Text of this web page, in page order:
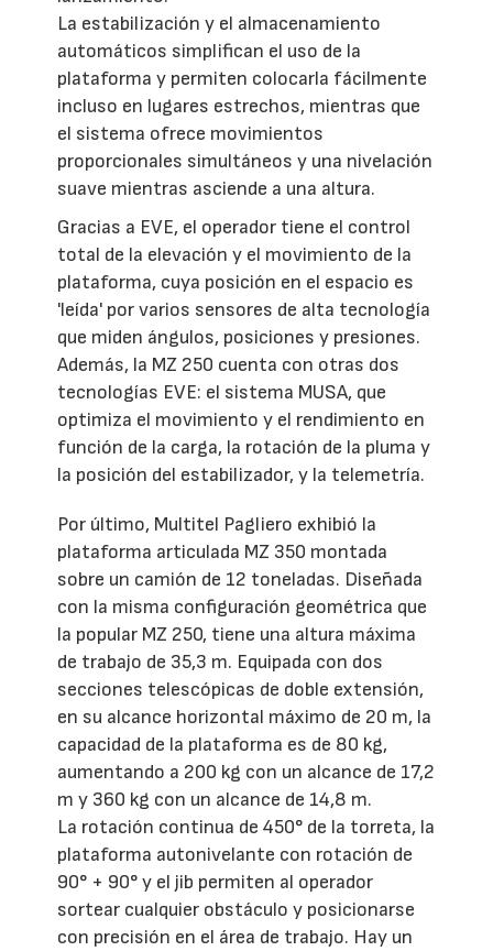
La estabilización y el almacenamiento
automáticos simplifican el uso de la
plataforma y permiten colocarla fácilmente
incluso en lugares estrechos, mientras que
el sistema ofrece movimientos
proporcionales simultáneos y una nivelación
suave mientras asciende a una altura.
Gracias a EVE, el operador tiene el control
total de la elevación y el movimiento de la
plataforma, cuya posición en el espacio es
'leída' por varios sensores de alta tecnología
que miden ángulos, posiciones y presiones.
Además, la MZ 250 cuenta con otras dos
tecnologías EVE: el sistema MUSA, que
optimiza el movimiento y el rendimiento en
función de la carga, la rotación de la pluma y
la posición del estabilizador, y la telemetría.
Por último, Multitel Pagliero exhibió la
plataforma articulada MZ 350 montada
sobre un camión de 12 toneladas. Diseñada
con la misma configuración geométrica que
la popular MZ 250, tiene una altura máxima
de trabajo de 35,3 m. Equipada con dos
secciones telescópicas de doble extensión,
en su alcance horizontal máximo de 20 m, la
capacidad de la plataforma es de 80 kg,
aumentando a 200 kg con un alcance de 17,2
m y 360 kg con un alcance de 14,8 m.
La rotación continua de 450° de la torreta, la
plataforma autonivelante con rotación de
90° + 90° y el jib permiten al operador
sortear cualquier obstáculo y posicionarse
con precisión en el área de trabajo. Hay un